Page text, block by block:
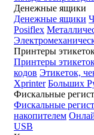
Денежные ящики
Денежные ящики
Posiflex
Принтеры
Принтеры
кодов Этикеток,
Xprinter Больших
Фискальные
Фискальные
накопителем
USB